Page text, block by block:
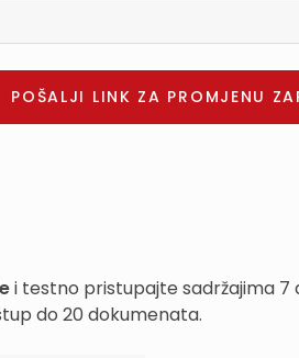
i testno pristupajte sadržajima 7
do 20 dokumenata.